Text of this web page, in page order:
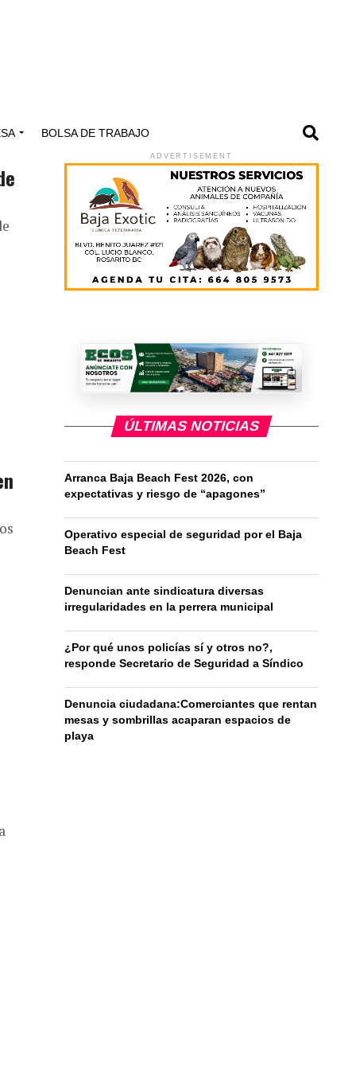
BOLSA DE TRABAJO
ADVERTISEMENT
ÚLTIMAS NOTICIAS
Arranca Baja Beach Fest 2026, con
expectativas y riesgo de “apagones”
Operativo especial de seguridad por el Baja
Beach Fest
Denuncian ante sindicatura diversas
irregularidades en la perrera municipal
¿Por qué unos policías sí y otros no?,
responde Secretario de Seguridad a Síndico
Denuncia ciudadana:Comerciantes que rentan
mesas y sombrillas acaparan espacios de
playa